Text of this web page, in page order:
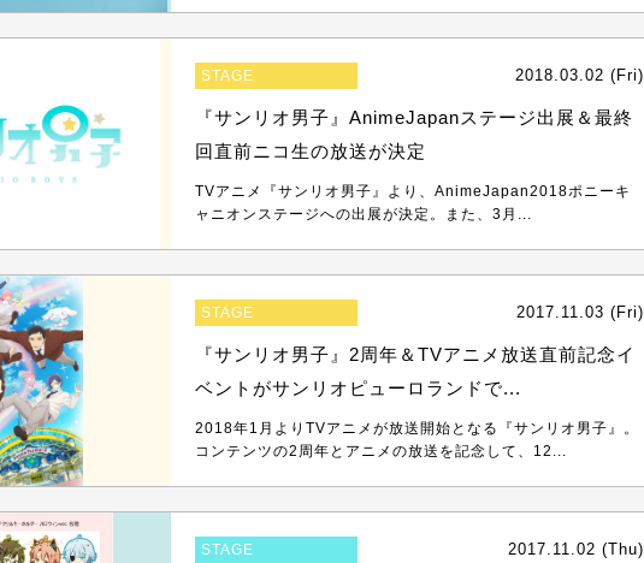
STAGE 2018.03.02 (Fri)
『サンリオ男子』AnimeJapanステージ出展＆最終
回直前ニコ生の放送が決定
TVアニメ『サンリオ男子』より、AnimeJapan2018ポニーキ
ャニオンステージへの出展が決定。また、3月...
STAGE 2017.11.03 (Fri)
『サンリオ男子』2周年＆TVアニメ放送直前記念イ
ベントがサンリオピューロランドで...
2018年1月よりTVアニメが放送開始となる『サンリオ男子』。
コンテンツの2周年とアニメの放送を記念して、12...
STAGE 2017.11.02 (Thu)